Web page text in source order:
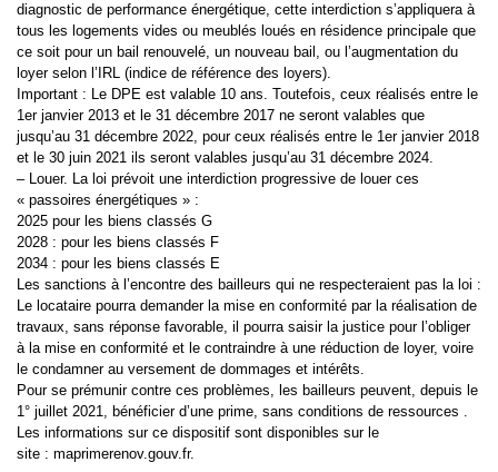
diagnostic de performance énergétique, cette interdiction s’appliquera à
tous les logements vides ou meublés loués en résidence principale que
ce soit pour un bail renouvelé, un nouveau bail, ou l’augmentation du
loyer selon l’IRL (indice de référence des loyers).
Important : Le DPE est valable 10 ans. Toutefois, ceux réalisés entre le
1er janvier 2013 et le 31 décembre 2017 ne seront valables que
jusqu’au 31 décembre 2022, pour ceux réalisés entre le 1er janvier 2018
et le 30 juin 2021 ils seront valables jusqu’au 31 décembre 2024.
– Louer. La loi prévoit une interdiction progressive de louer ces
« passoires énergétiques » :
2025 pour les biens classés G
2028 : pour les biens classés F
2034 : pour les biens classés E
Les sanctions à l’encontre des bailleurs qui ne respecteraient pas la loi :
Le locataire pourra demander la mise en conformité par la réalisation de
travaux, sans réponse favorable, il pourra saisir la justice pour l’obliger
à la mise en conformité et le contraindre à une réduction de loyer, voire
le condamner au versement de dommages et intérêts.
Pour se prémunir contre ces problèmes, les bailleurs peuvent, depuis le
1° juillet 2021, bénéficier d’une prime, sans conditions de ressources .
Les informations sur ce dispositif sont disponibles sur le
site : maprimerenov.gouv.fr.